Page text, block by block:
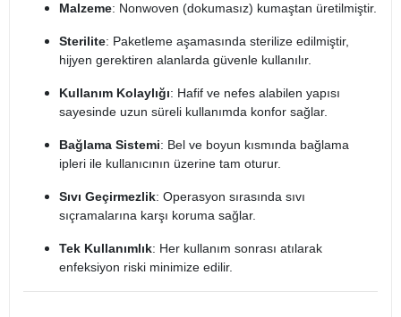
Malzeme: Nonwoven (dokumasız) kumaştan üretilmiştir.
Sterilite: Paketleme aşamasında sterilize edilmiştir,
hijyen gerektiren alanlarda güvenle kullanılır.
Kullanım Kolaylığı: Hafif ve nefes alabilen yapısı
sayesinde uzun süreli kullanımda konfor sağlar.
Bağlama Sistemi: Bel ve boyun kısmında bağlama
ipleri ile kullanıcının üzerine tam oturur.
Sıvı Geçirmezlik: Operasyon sırasında sıvı
sıçramalarına karşı koruma sağlar.
Tek Kullanımlık: Her kullanım sonrası atılarak
enfeksiyon riski minimize edilir.